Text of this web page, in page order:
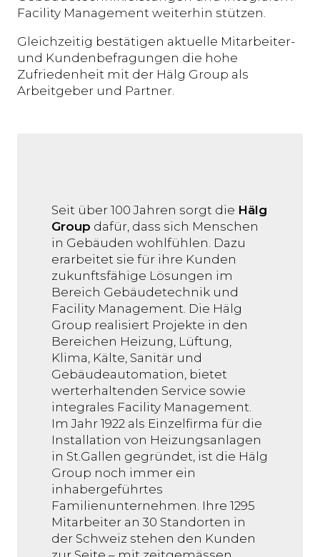
Facility Management weiterhin stützen.
Gleichzeitig bestätigen aktuelle Mitarbeiter-
und Kundenbefragungen die hohe
Zufriedenheit mit der Hälg Group als
Arbeitgeber und Partner.
Seit über 100 Jahren sorgt die Hälg
Group dafür, dass sich Menschen
in Gebäuden wohlfühlen. Dazu
erarbeitet sie für ihre Kunden
zukunftsfähige Lösungen im
Bereich Gebäudetechnik und
Facility Management. Die Hälg
Group realisiert Projekte in den
Bereichen Heizung, Lüftung,
Klima, Kälte, Sanitär und
Gebäudeautomation, bietet
werterhaltenden Service sowie
integrales Facility Management.
Im Jahr 1922 als Einzelfirma für die
Installation von Heizungsanlagen
in St.Gallen gegründet, ist die Hälg
Group noch immer ein
inhabergeführtes
Familienunternehmen. Ihre 1295
Mitarbeiter an 30 Standorten in
der Schweiz stehen den Kunden